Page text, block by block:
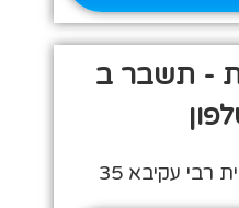
- תשבר ב
רבי עקיבא 35